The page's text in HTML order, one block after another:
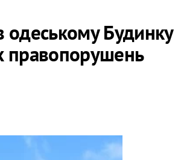
одеському Будинку
правопорушень